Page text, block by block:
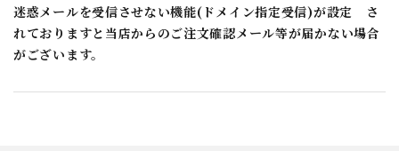
迷惑メールを受信させない機能(ドメイン指定受信)が設定 さ
れておりますと当店からのご注文確認メール等が届かない場合
がございます。